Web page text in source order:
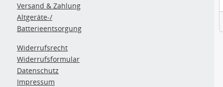
Versand & Zahlung
Altgeräte-/
Batterieentsorgung
Widerrufsrecht
Widerrufsformular
Datenschutz
Impressum